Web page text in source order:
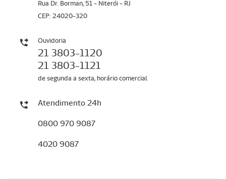
Rua Dr. Borman, 51 - Niterói - RJ
CEP: 24020-320
Ouvidoria
21 3803-1120
21 3803-1121
de segunda a sexta, horário comercial
Atendimento 24h
0800 970 9087
4020 9087